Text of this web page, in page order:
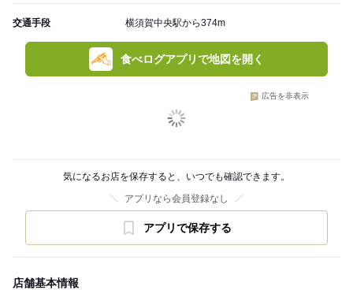
交通手段 横須賀中央駅から374m
食べログアプリで地図を開く
広告を非表示
気になるお店を保存すると、いつでも確認できます。
アプリなら会員登録なし
アプリで保存する
店舗基本情報